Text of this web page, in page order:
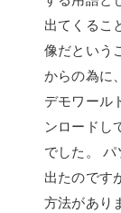
出てくるこ
像だという
からの為に
デモワール
ンロードし
でした。 パ
出たのです
方法があり